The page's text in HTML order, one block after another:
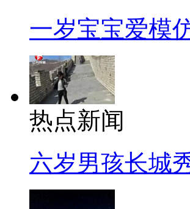
一岁宝宝爱模
热点新闻
六岁男孩长城